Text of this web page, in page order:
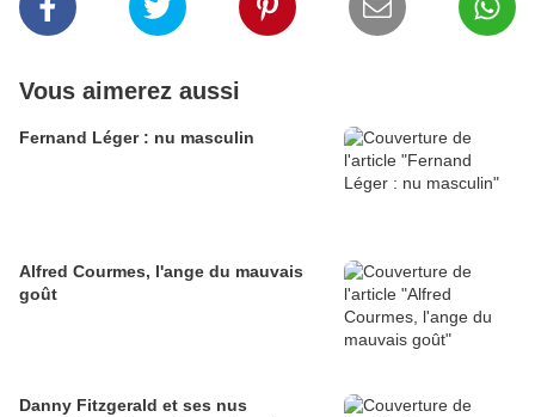
Vous aimerez aussi
Fernand Léger : nu masculin
Alfred Courmes, l'ange du mauvais
goût
Danny Fitzgerald et ses nus